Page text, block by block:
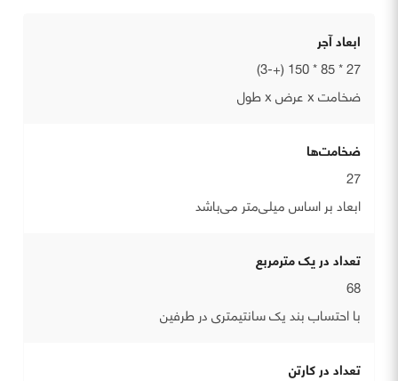
ابعاد آجر
27 * 85 * 150 (+-3)
ضخامت x عرض x طول
ضخامت‌ها
27
ابعاد بر اساس میلی‌متر می‌باشد
تعداد در یک مترمربع
68
با احتساب بند یک سانتیمتری در طرفین
تعداد در کارتن